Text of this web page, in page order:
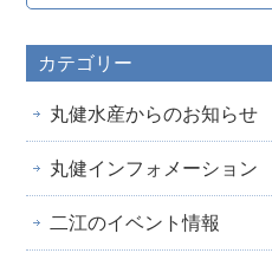
カテゴリー
丸健水産からのお知らせ
丸健インフォメーション
二江のイベント情報